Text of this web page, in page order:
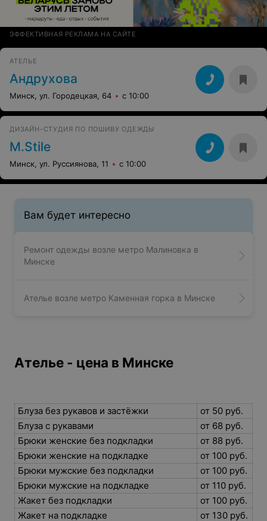
ЭФФЕКТИВНАЯ РЕКЛАМА НА САЙТЕ
АТЕЛЬЕ
Андрухова
Минск, ул. Городецкая, 64 с 10:00
ДИЗАЙН-СТУДИЯ ПО ПОШИВУ ОДЕЖДЫ
M.Stile
Минск, ул. Руссиянова, 11 с 10:00
Вам будет интересно
Ремонт одежды возле метро Малиновка в
Минске
Ателье возле метро Каменная горка в Минске
Ателье - цена в Минске
Блуза без рукавов и застёжки
от 50 руб.
Блуза с рукавами
от 68 руб.
Брюки женские без подкладки
от 88 руб.
Брюки женские на подкладке
от 100 руб.
Брюки мужские без подкладки
от 100 руб.
Брюки мужские на подкладке
от 110 руб.
Жакет без подкладки
от 100 руб.
Жакет на подкладке
от 130 руб.